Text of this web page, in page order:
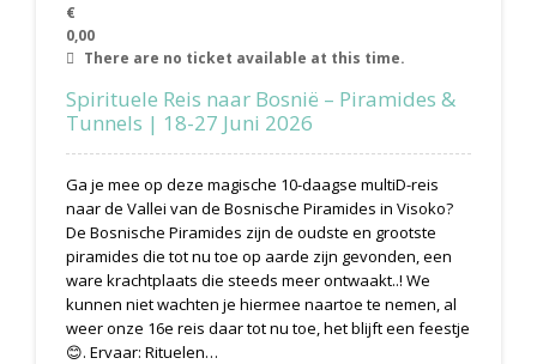
€
0,00
There are no ticket available at this time.
Spirituele Reis naar Bosnië – Piramides &
Tunnels | 18-27 Juni 2026
Ga je mee op deze magische 10-daagse multiD-reis
naar de Vallei van de Bosnische Piramides in Visoko?
De Bosnische Piramides zijn de oudste en grootste
piramides die tot nu toe op aarde zijn gevonden, een
ware krachtplaats die steeds meer ontwaakt..! We
kunnen niet wachten je hiermee naartoe te nemen, al
weer onze 16e reis daar tot nu toe, het blijft een feestje
😊. Ervaar: Rituelen…